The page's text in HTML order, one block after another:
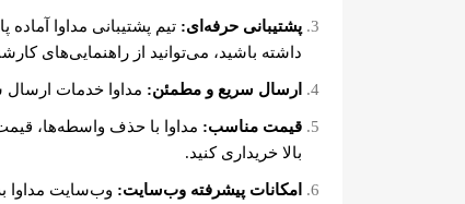
پشتیبانی حرفه‌ای: تیم پشتیبانی مداوا
داشته باشید، می‌توانید از راهنمایی‌های
ارسال سریع و مطمئن: مداوا خدمات ارسال
قیمت مناسب: مداوا با حذف واسطه‌ها،
بالا خریداری کنید.
امکانات پیشرفته وب‌سایت: وب‌سایت مداوا